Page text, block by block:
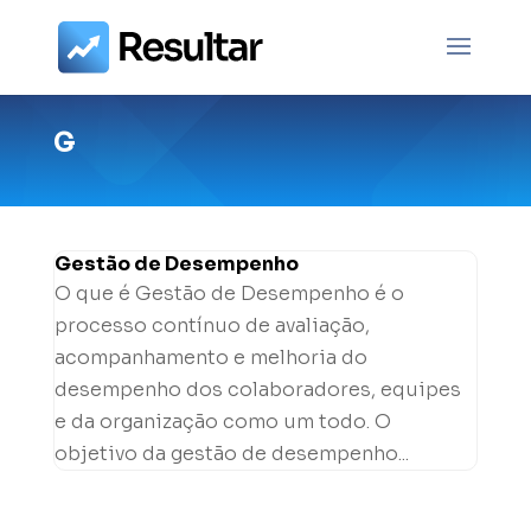
G
Gestão de Desempenho
O que é Gestão de Desempenho é o
processo contínuo de avaliação,
acompanhamento e melhoria do
desempenho dos colaboradores, equipes
e da organização como um todo. O
objetivo da gestão de desempenho...